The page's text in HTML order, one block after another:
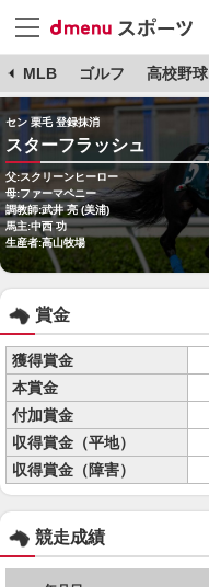
MLB ゴルフ 高校野球
セン 栗毛 登録抹消
スターフラッシュ
父:スクリーンヒーロー
母:ファーマペニー
調教師:武井 亮 (美浦)
馬主:中西 功
生産者:高山牧場
賞金
獲得賞金
本賞金
付加賞金
収得賞金（平地）
収得賞金（障害）
競走成績